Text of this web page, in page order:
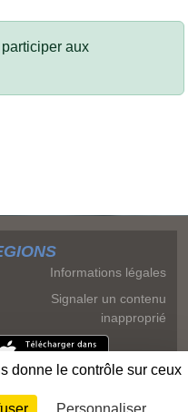
aux
Informations légales
Signaler un contenu
inapproprié
donne le contrôle sur ceux
Personnaliser